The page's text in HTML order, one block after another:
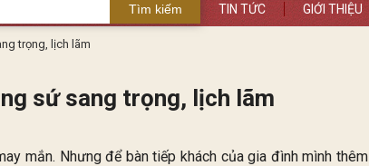
Tìm kiếm TIN TỨC GIỚI THIỆU
trọng, lịch lãm
sứ sang trọng, lịch lãm
mắn. Nhưng để bàn tiếp khách của gia đình mình thêm